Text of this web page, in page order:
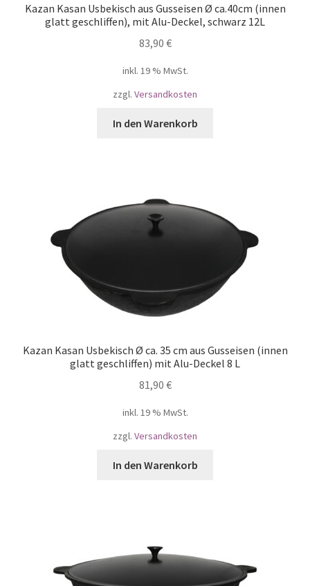
Kazan Kasan Usbekisch aus Gusseisen Ø ca.40cm (innen
glatt geschliffen), mit Alu-Deckel, schwarz 12L
83,90 €
inkl. 19 % MwSt.
zzgl. Versandkosten
In den Warenkorb
Kazan Kasan Usbekisch Ø ca. 35 cm aus Gusseisen (innen
glatt geschliffen) mit Alu-Deckel 8 L
81,90 €
inkl. 19 % MwSt.
zzgl. Versandkosten
In den Warenkorb